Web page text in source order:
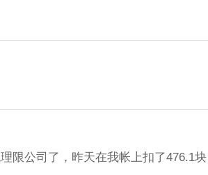
限公司了，昨天在我帐上扣了476.1块